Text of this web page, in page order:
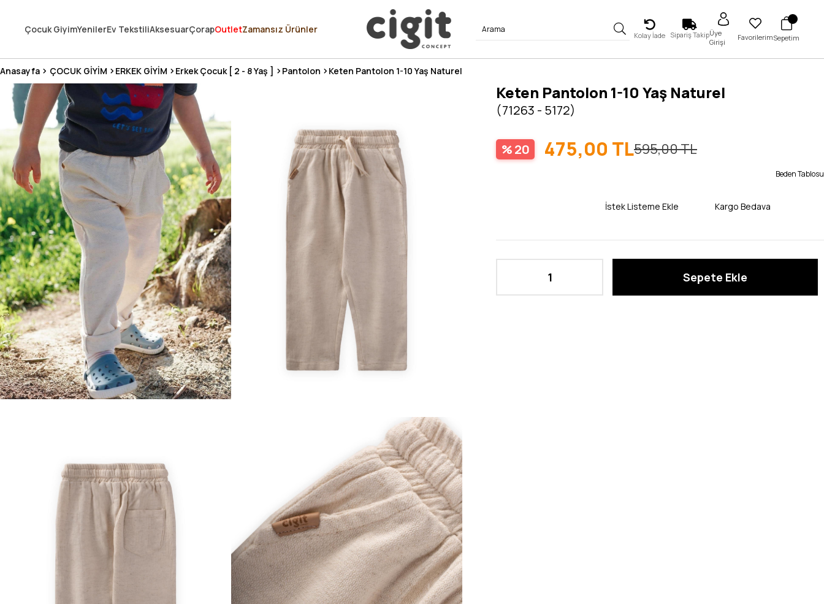
3 MİLYONDAN FAZLA MUTLU MÜŞTERİ ❤️ 10 MİLYON ÜRÜN
Çocuk GiyimYenilerEv TekstiliAksesuarÇorapOutletZamansız Ürünler
Kolay İade Sipariş TakipÜye
Girişi
FavorilerimSepetim
Anasayfa ÇOCUK GİYİM ERKEK GİYİM Erkek Çocuk [ 2 - 8 Yaş ] Pantolon Keten Pantolon 1-10 Yaş Naturel
Keten Pantolon 1-10 Yaş Naturel
(71263 - 5172)
20 595,00 TL
475,00 TL
Beden Tablosu
İstek Listeme Ekle Kargo Bedava